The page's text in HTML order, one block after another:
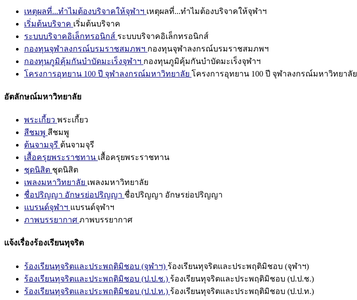
เหตุผลที่...ทำไมต้องบริจาคให้จุฬาฯ เหตุผลที่...ทำไมต้องบริจาคให้จุฬาฯ
เริ่มต้นบริจาค เริ่มต้นบริจาค
ระบบบริจาคอิเล็กทรอนิกส์ ระบบบริจาคอิเล็กทรอนิกส์
กองทุนจุฬาลงกรณ์บรมราชสมภพฯ กองทุนจุฬาลงกรณ์บรมราชสมภพฯ
กองทุนภูมิคุ้มกันบำบัดมะเร็งจุฬาฯ กองทุนภูมิคุ้มกันบำบัดมะเร็งจุฬาฯ
โครงการอุทยาน 100 ปี จุฬาลงกรณ์มหาวิทยาลัย โครงการอุทยาน 100 ปี จุฬาลงกรณ์มหาวิทยาลัย
อัตลักษณ์มหาวิทยาลัย
พระเกี้ยว พระเกี้ยว
สีชมพู สีชมพู
ต้นจามจุรี ต้นจามจุรี
เสื้อครุยพระราชทาน เสื้อครุยพระราชทาน
ชุดนิสิต ชุดนิสิต
เพลงมหาวิทยาลัย เพลงมหาวิทยาลัย
ชื่อปริญญา อักษรย่อปริญญา ชื่อปริญญา อักษรย่อปริญญา
แบรนด์จุฬาฯ แบรนด์จุฬาฯ
ภาพบรรยากาศ ภาพบรรยากาศ
แจ้งเรื่องร้องเรียนทุจริต
ร้องเรียนทุจริตและประพฤติมิชอบ (จุฬาฯ) ร้องเรียนทุจริตและประพฤติมิชอบ (จุฬาฯ)
ร้องเรียนทุจริตและประพฤติมิชอบ (ป.ป.ช.) ร้องเรียนทุจริตและประพฤติมิชอบ (ป.ป.ช.)
ร้องเรียนทุจริตและประพฤติมิชอบ (ป.ป.ท.) ร้องเรียนทุจริตและประพฤติมิชอบ (ป.ป.ท.)